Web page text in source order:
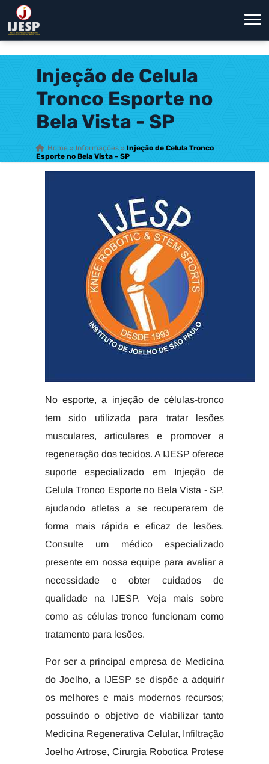
Injeção de Celula
Tronco Esporte no
Bela Vista - SP
Home » Informações » Injeção de Celula Tronco
Esporte no Bela Vista - SP
No esporte, a injeção de células-tronco
tem sido utilizada para tratar lesões
musculares, articulares e promover a
regeneração dos tecidos. A IJESP oferece
suporte especializado em Injeção de
Celula Tronco Esporte no Bela Vista - SP,
ajudando atletas a se recuperarem de
forma mais rápida e eficaz de lesões.
Consulte um médico especializado
presente em nossa equipe para avaliar a
necessidade e obter cuidados de
qualidade na IJESP. Veja mais sobre
como as células tronco funcionam como
tratamento para lesões.
Por ser a principal empresa de Medicina
do Joelho, a IJESP se dispõe a adquirir
os melhores e mais modernos recursos;
possuindo o objetivo de viabilizar tanto
Medicina Regenerativa Celular, Infiltração
Joelho Artrose, Cirurgia Robotica Protese